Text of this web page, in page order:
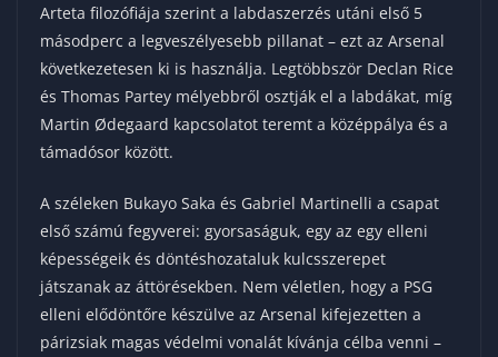
Arteta filozófiája szerint a labdaszerzés utáni első 5
másodperc a legveszélyesebb pillanat – ezt az Arsenal
következetesen ki is használja. Legtöbbször Declan Rice
és Thomas Partey mélyebbről osztják el a labdákat, míg
Martin Ødegaard kapcsolatot teremt a középpálya és a
támadósor között.
A széleken Bukayo Saka és Gabriel Martinelli a csapat
első számú fegyverei: gyorsaságuk, egy az egy elleni
képességeik és döntéshozataluk kulcsszerepet
játszanak az áttörésekben. Nem véletlen, hogy a PSG
elleni elődöntőre készülve az Arsenal kifejezetten a
párizsiak magas védelmi vonalát kívánja célba venni –